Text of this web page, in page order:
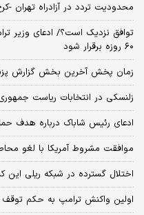
محدودیت تردد در آزادراه تهران -کرج- قزوین تا
۶۰ روزه برقرار شود
زمان پخش آخرین بخش گزارش
زلنسکی در انتخابات ریاست
ادعای رئیس شاباک درباره هدف
موافقت مشروط آمریکا با لغو
اختلال گسترده در شبکه ریلی این
اولین واکنش ترامپ به حکم